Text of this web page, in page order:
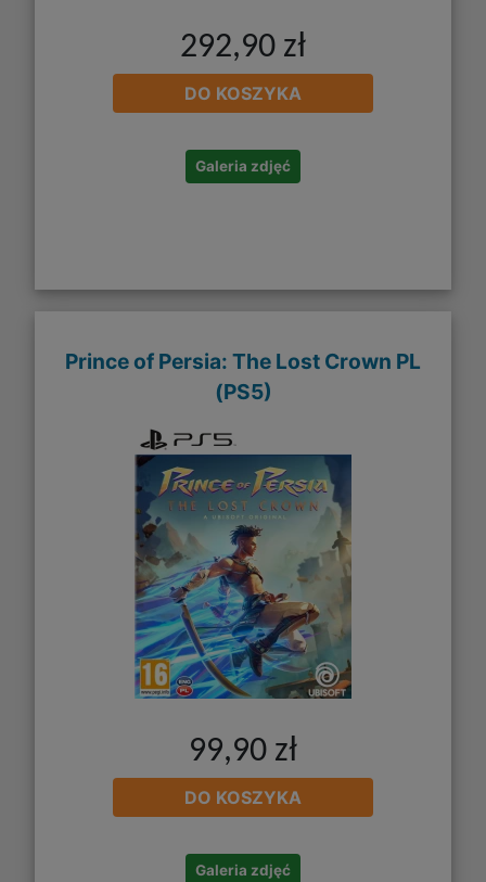
292,90 zł
DO KOSZYKA
Galeria zdjęć
Prince of Persia: The Lost Crown PL
(PS5)
99,90 zł
DO KOSZYKA
Galeria zdjęć